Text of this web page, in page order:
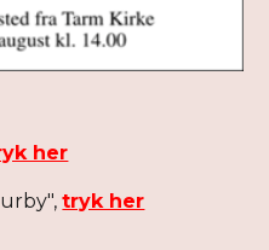
her
tryk her